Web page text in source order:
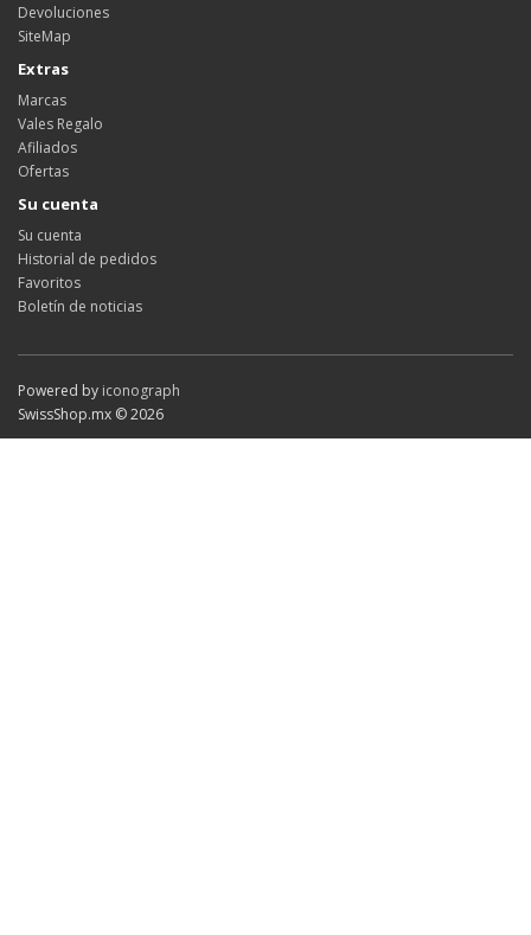
Devoluciones
SiteMap
Extras
Marcas
Vales Regalo
Afiliados
Ofertas
Su cuenta
Su cuenta
Historial de pedidos
Favoritos
Boletín de noticias
Powered by iconograph
SwissShop.mx © 2026